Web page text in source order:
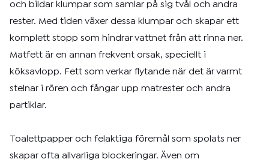
och bildar klumpar som samlar på sig tvål och andra
rester. Med tiden växer dessa klumpar och skapar ett
komplett stopp som hindrar vattnet från att rinna ner.
Matfett är en annan frekvent orsak, speciellt i
köksavlopp. Fett som verkar flytande när det är varmt
stelnar i rören och fångar upp matrester och andra
partiklar.
Toalettpapper och felaktiga föremål som spolats ner
skapar ofta allvarliga blockeringar. Även om